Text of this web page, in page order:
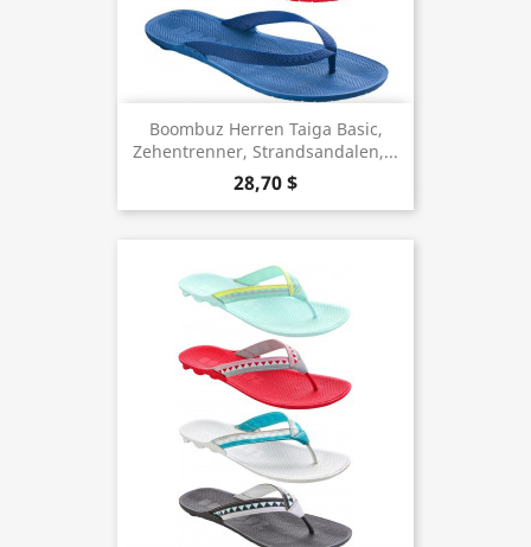
Boombuz Herren Taiga Basic,
Zehentrenner, Strandsandalen,...
28,70 $